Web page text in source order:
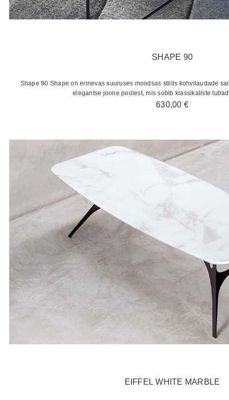
SHAPE 90
Shape 90 Shape on erinevas suuruses moodsas stiilis kohvilaudade
elegantse joone poolest, mis sobib klassikaliste
630,00 €
EIFFEL WHITE MARBLE